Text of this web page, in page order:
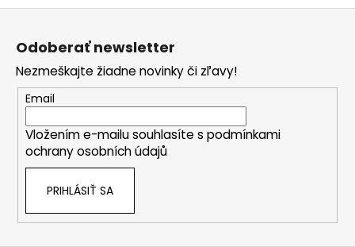
Z
Odoberať newsletter
Nezmeškajte žiadne novinky či zľavy!
Email
Vložením e-mailu souhlasíte s podmínkami
ochrany osobních údajů
PRIHLÁSIŤ SA